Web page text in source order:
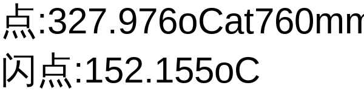
点
闪点:152.155oC